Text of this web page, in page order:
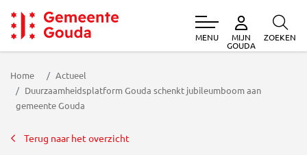
Gemeente Gouda
MENU MIJN
GOUDA
ZOEKEN
Home
Actueel
Duurzaamheidsplatform Gouda schenkt jubileumboom aan
gemeente Gouda
Terug naar het overzicht